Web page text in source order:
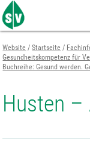
Zum
Seiteninhalt
springen
Zur
Navigation
springen
Zur
Mobilen
Navigation
springen
Website Startseite
Gesundheitskompetenz für
Buchreihe: Gesund werden.
Husten –